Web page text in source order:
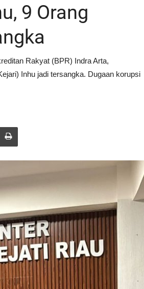
9 Orang
Rakyat (BPR) Indra Arta,
Inhu jadi tersangka. Dugaan korupsi